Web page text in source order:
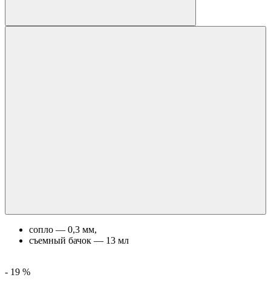
cопло — 0,3 мм,
съемный бачок — 13 мл
- 19 %